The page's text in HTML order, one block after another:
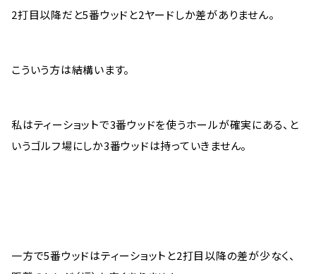
2打目以降だと5番ウッドと2ヤードしか差がありません。
こういう方は結構います。
私はティーショットで3番ウッドを使うホールが確実にある、と
いうゴルフ場にしか3番ウッドは持っていきません。
一方で5番ウッドはティーショットと2打目以降の差が少なく、